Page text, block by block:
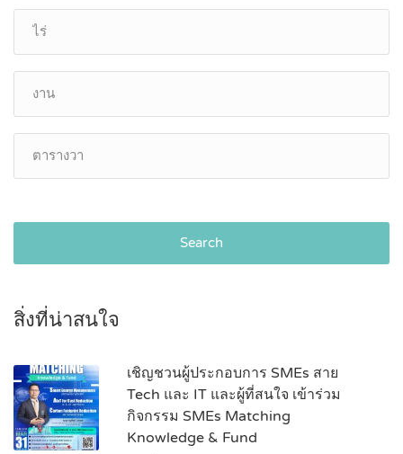
Search
สิ่งที่น่าสนใจ
เชิญชวนผู้ประกอบการ SMEs สาย
Tech และ IT และผู้ที่สนใจ เข้าร่วม
กิจกรรม SMEs Matching
Knowledge & Fund